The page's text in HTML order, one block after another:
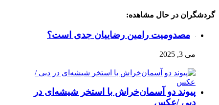
گردشگران در حال مشاهده:
مصدومیت رامین رضاییان جدی است؟
می 3, 2025
پیوند دو آسمان‌خراش با استخر شیشه‌ای در
دبی /عکس